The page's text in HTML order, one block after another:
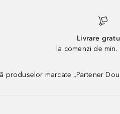
Livrare
la comenzi de min.
produselor marcate „Partener